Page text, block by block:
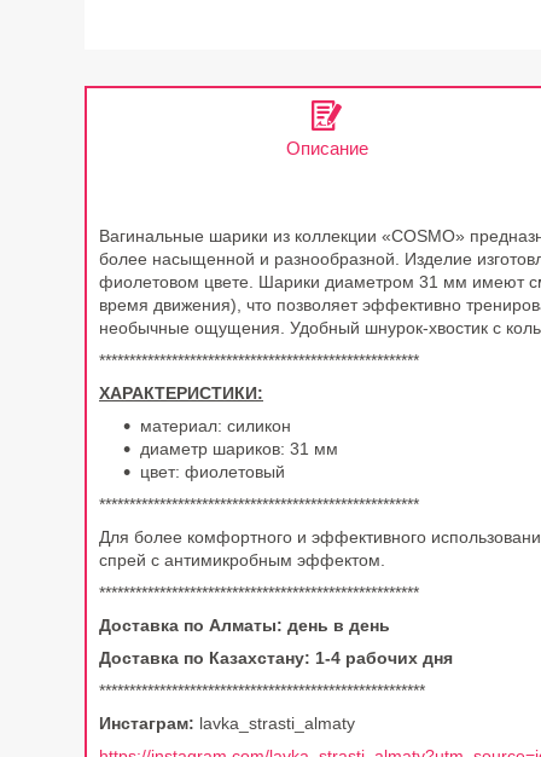
Описание
Вагинальные шарики из коллекции «COSMO»
более насыщенной и разнообразной. Изделие
фиолетовом цвете. Шарики диаметром 31 мм имеют
время движения), что позволяет эффективно
необычные ощущения. Удобный шнурок-хвостик с
*****************************************************
ХАРАКТЕРИСТИКИ:
материал: силикон
диаметр шариков: 31 мм
цвет: фиолетовый
*****************************************************
Для более комфортного и эффективного
спрей с антимикробным эффектом.
*****************************************************
Доставка по Алматы: день в день
Доставка по Казахстану: 1-4 рабочих дня
******************************************************
Инстаграм: lavka_strasti_almaty